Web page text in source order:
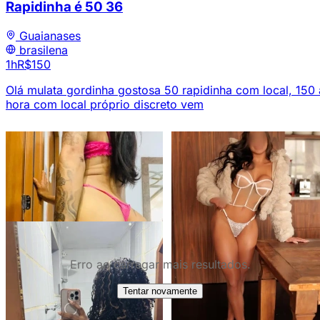
Rapidinha é 50 36
Guaianases
brasilena
1hR$150
Olá mulata gordinha gostosa 50 rapidinha com local, 150
hora com local próprio discreto vem
Erro ao carregar mais resultados.
Tentar novamente